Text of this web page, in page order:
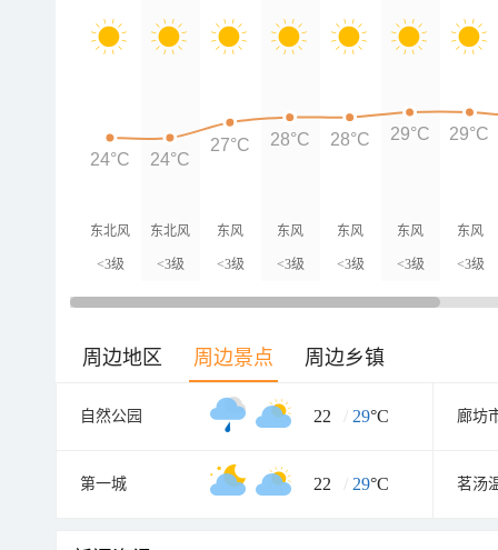
东北风
<3级
东北风
<3级
东风
<3级
东风
<3级
东风
<3级
东风
<3级
东风
<3级
24°C 24°C
27°C 28°C 28°C 29°C 29°C
周边地区 周边景点 周边乡镇
自然公园 22 / 29°C
第一城 22 / 29°C 茗汤